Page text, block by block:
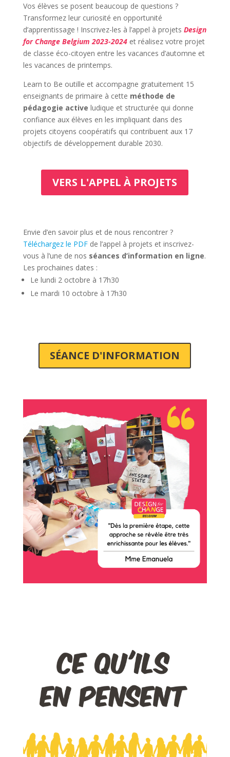
Vos élèves se posent beaucoup de questions ?
Transformez leur curiosité en opportunité
d’apprentissage ! Inscrivez-les à l’appel à projets Design
for Change Belgium 2023-2024et réalisez votre projet
de classe éco-citoyen entre les vacances d’automne et
les vacances de printemps.
Learn to Be outille et accompagne gratuitement 15
enseignants de primaire à cette méthode de
pédagogie active ludique et structurée qui donne
confiance aux élèves en les impliquant dans des
projets citoyens coopératifs qui contribuent aux 17
objectifs de développement durable 2030.
VERS L'APPEL À PROJETS
Envie d’en savoir plus et de nous rencontrer ?
Téléchargez le PDFde l’appel à projets et inscrivez-
vous à l’une de nos séances d’information en ligne.
Les prochaines dates :
Le lundi 2 octobre à 17h30
Le mardi 10 octobre à 17h30
SÉANCE D'INFORMATION